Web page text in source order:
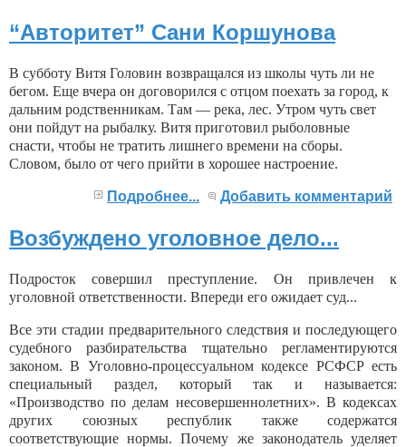
“Авторитет” Сани Коршунова
В субботу Витя Головин возвращался из школы чуть ли не
бегом. Еще вчера он договорился с отцом поехать за город, к
дальним родственникам. Там — река, лес. Утром чуть свет
они пойдут на рыбалку. Витя приготовил рыболовные
снасти, чтобы не тратить лишнего времени на сборы.
Словом, было от чего прий­ти в хорошее настроение.
Подробнее... Добавить комментарий
Возбуждено уголовное дело...
Подросток совершил преступление. Он привлечен к
уголовной ответственности. Впереди его ожидает суд...
Все эти стадии предварительного следствия и последующего
судебного разбирательства тщательно регламентируются
законом. В Уголовно-процессуальном кодексе РСФСР есть
специальный раздел, который так и называется:
«Производство по делам несовершеннолетних». В кодексах
других союзных республик также содержатся
соответствующие нормы. Почему же зако­нодатель уделяет